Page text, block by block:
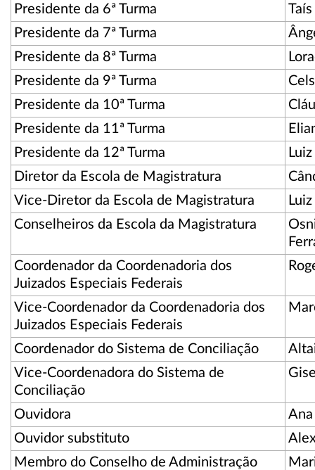
Presidente da 6ª Turma
Presidente da 7ª Turma
Presidente da 8ª Turma
Presidente da 9ª Turma
Presidente da 10ª Turma
Presidente da 11ª Turma
Presidente da 12ª Turma
Diretor da Escola de Magistratura
Vice-Diretor da Escola de Magistratura
Conselheiros da Escola da Magistratura
Coordenador da Coordenadoria dos
Juizados Especiais Federais
Vice-Coordenador da Coordenadoria dos
Juizados Especiais Federais
Coordenador do Sistema de Conciliação
Vice-Coordenadora do Sistema de
Conciliação
Ouvidora
Ouvidor substituto
Membro do Conselho de Administração